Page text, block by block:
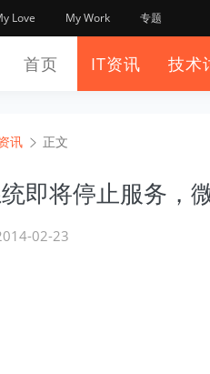
Love My Work 专题
首页 IT资讯 技术
讯 正文
即将停止服务，
02-23